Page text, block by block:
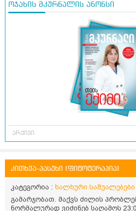
ოჯახის მკურნალის ანონსი
არქივი
კითხვა-პასუხი (ფიტოტერაპია)
კატეგორია : ხალხური საშუალებები
გამარჯობათ. მაქვს ძილის
ნორმალურად ვიძინებ საღამოს